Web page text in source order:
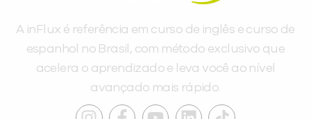
A inFlux é referência em curso de inglês e curso de
espanhol no Brasil, com método exclusivo que
acelera o aprendizado e leva você ao nível
avançado mais rápido.